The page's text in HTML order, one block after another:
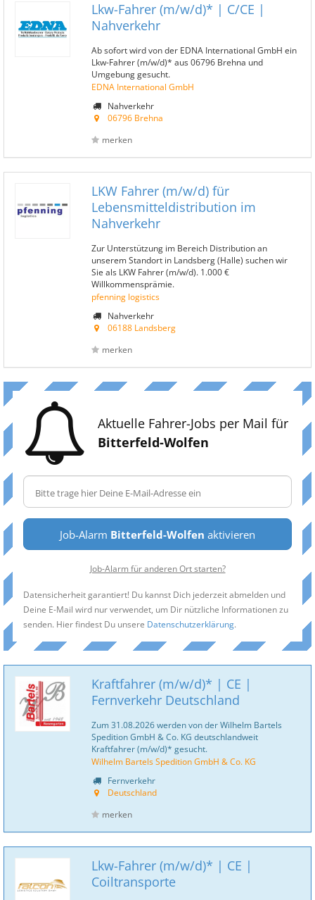
Lkw-Fahrer (m/w/d)* | C/CE |
Nahverkehr
Ab sofort wird von der EDNA International GmbH ein
Lkw-Fahrer (m/w/d)* aus 06796 Brehna und
Umgebung gesucht.
EDNA International GmbH
Nahverkehr
06796 Brehna
merken
LKW Fahrer (m/w/d) für
Lebensmitteldistribution im
Nahverkehr
Zur Unterstützung im Bereich Distribution an
unserem Standort in Landsberg (Halle) suchen wir
Sie als LKW Fahrer (m/w/d). 1.000 €
Willkommensprämie.
pfenning logistics
Nahverkehr
06188 Landsberg
merken
Aktuelle Fahrer-Jobs per Mail für
Bitterfeld-Wolfen
Job-Alarm Bitterfeld-Wolfen aktivieren
Job-Alarm für anderen Ort starten?
Datensicherheit garantiert! Du kannst Dich jederzeit abmelden und
Deine E-Mail wird nur verwendet, um Dir nützliche Informationen zu
senden. Hier findest Du unsere Datenschutzerklärung.
Kraftfahrer (m/w/d)* | CE |
Fernverkehr Deutschland
Zum 31.08.2026 werden von der Wilhelm Bartels
Spedition GmbH & Co. KG deutschlandweit
Kraftfahrer (m/w/d)* gesucht.
Wilhelm Bartels Spedition GmbH & Co. KG
Fernverkehr
Deutschland
merken
Lkw-Fahrer (m/w/d)* | CE |
Coiltransporte